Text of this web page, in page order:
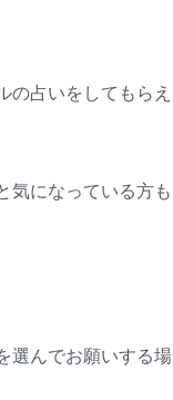
の占いをしてもらえ
気になっている方も
選んでお願いする場